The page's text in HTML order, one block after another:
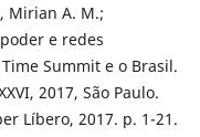
Mirian A. M.;
e redes
Summit e o Brasil.
2017, São Paulo.
Líbero, 2017. p. 1-21.